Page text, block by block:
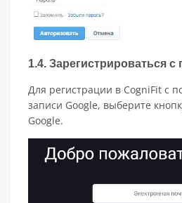
1.4. Зарегистрироваться
Для регистрации в CogniFit с
записи Google, выберите
Google.